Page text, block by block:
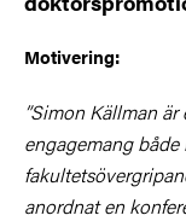
Motivering:
”Simon Källman
engagemang
anordnat en